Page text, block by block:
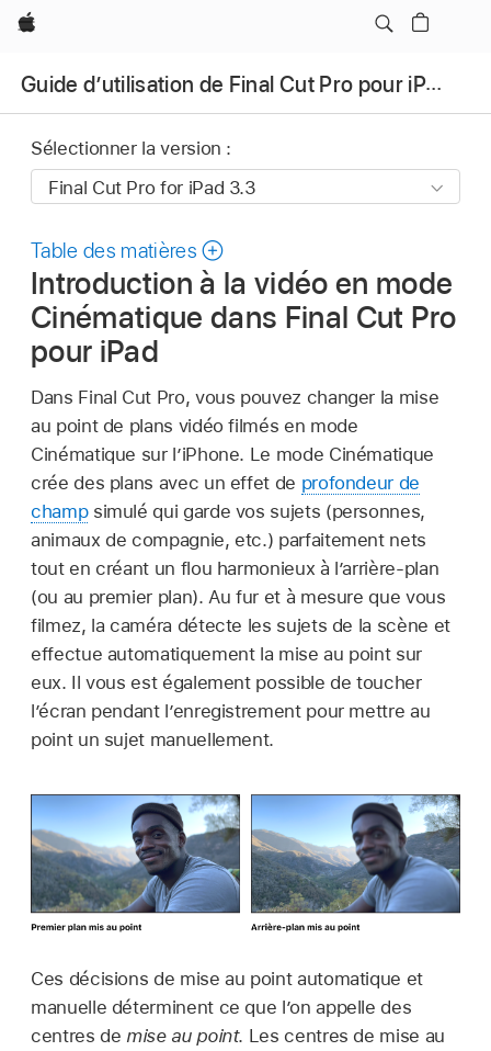
Apple
Guide d’utilisation de Final Cut Pro pour iPad
Sélectionner la version :
Table des matières
Introduction à la vidéo en mode
Cinématique dans Final Cut Pro
pour iPad
Dans Final Cut Pro, vous pouvez changer la mise
au point de plans vidéo filmés en mode
Cinématique sur l’iPhone. Le mode Cinématique
crée des plans avec un effet de profondeur de
champsimulé qui garde vos sujets (personnes,
animaux de compagnie, etc.) parfaitement nets
tout en créant un flou harmonieux à l’arrière-plan
(ou au premier plan). Au fur et à mesure que vous
filmez, la caméra détecte les sujets de la scène et
effectue automatiquement la mise au point sur
eux. Il vous est également possible de toucher
l’écran pendant l’enregistrement pour mettre au
point un sujet manuellement.
Ces décisions de mise au point automatique et
manuelle déterminent ce que l’on appelle des
centres de mise au point. Les centres de mise au